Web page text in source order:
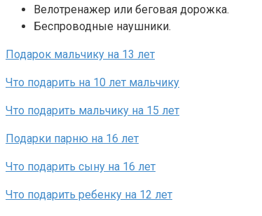
Велотренажер или беговая дорожка.
Беспроводные наушники.
Подарок мальчику на 13 лет
Что подарить на 10 лет мальчику
Что подарить мальчику на 15 лет
Подарки парню на 16 лет
Что подарить сыну на 16 лет
Что подарить ребенку на 12 лет